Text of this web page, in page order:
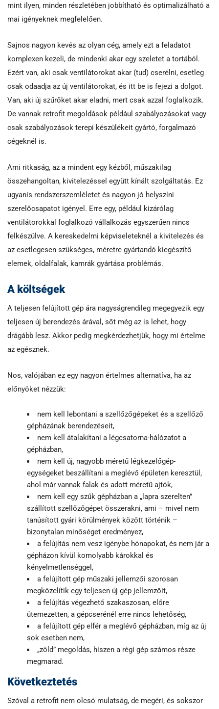
mint ilyen, minden részletében jobbítható és optimalizálható a
mai igényeknek megfelelően.
Sajnos nagyon kevés az olyan cég, amely ezt a feladatot
komplexen kezeli, de mindenki akar egy szeletet a tortából.
Ezért van, aki csak ventilátorokat akar (tud) cserélni, esetleg
csak odaadja az új ventilátorokat, és itt be is fejezi a dolgot.
Van, aki új szűrőket akar eladni, mert csak azzal foglalkozik.
De vannak retrofit megoldások például szabályozásokat vagy
csak szabályozások terepi készülékeit gyártó, forgalmazó
cégeknél is.
Ami ritkaság, az a mindent egy kézből, műszakilag
összehangoltan, kivitelezéssel együtt kínált szolgáltatás. Ez
ugyanis rendszerszemléletet és nagyon jó helyszíni
szerelőcsapatot igényel. Erre egy, például kizárólag
ventilátorokkal foglalkozó vállalkozás egyszerűen nincs
felkészülve. A kereskedelmi képviseleteknél a kivitelezés és
az esetlegesen szükséges, méretre gyártandó kiegészítő
elemek, oldalfalak, kamrák gyártása problémás.
A költségek
A teljesen felújított gép ára nagyságrendileg megegyezik egy
teljesen új berendezés árával, sőt még az is lehet, hogy
drágább lesz. Akkor pedig megkérdezhetjük, hogy mi értelme
az egésznek.
Nos, valójában ez egy nagyon értelmes alternatíva, ha az
előnyöket nézzük:
nem kell lebontani a szellőzőgépeket és a szellőző
gépházának berendezéseit,
nem kell átalakítani a légcsatorna-hálózatot a
gépházban,
nem kell új, nagyobb méretű légkezelőgép-
egységeket beszállítani a meglévő épületen keresztül,
ahol már vannak falak és adott méretű ajtók,
nem kell egy szűk gépházban a „lapra szerelten”
szállított szellőzőgépet összerakni, ami – mivel nem
tanúsított gyári körülmények között történik –
bizonytalan minőséget eredményez,
a felújítás nem vesz igénybe hónapokat, és nem jár a
gépházon kívül komolyabb károkkal és
kényelmetlenséggel,
a felújított gép műszaki jellemzői szorosan
megközelítik egy teljesen új gép jellemzőit,
a felújítás végezhető szakaszosan, előre
ütemezetten, a gépcserénél erre nincs lehetőség,
a felújított gép elfér a meglévő gépházban, míg az új
sok esetben nem,
„zöld” megoldás, hiszen a régi gép számos része
megmarad.
Következtetés
Szóval a retrofit nem olcsó mulatság, de megéri, és sokszor